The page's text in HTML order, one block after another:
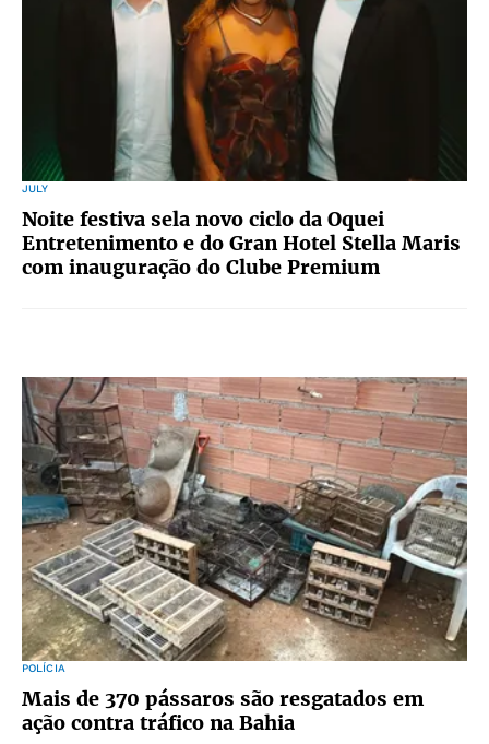
JULY
Noite festiva sela novo ciclo da Oquei
Entretenimento e do Gran Hotel Stella Maris
com inauguração do Clube Premium
POLÍCIA
Mais de 370 pássaros são resgatados em
ação contra tráfico na Bahia